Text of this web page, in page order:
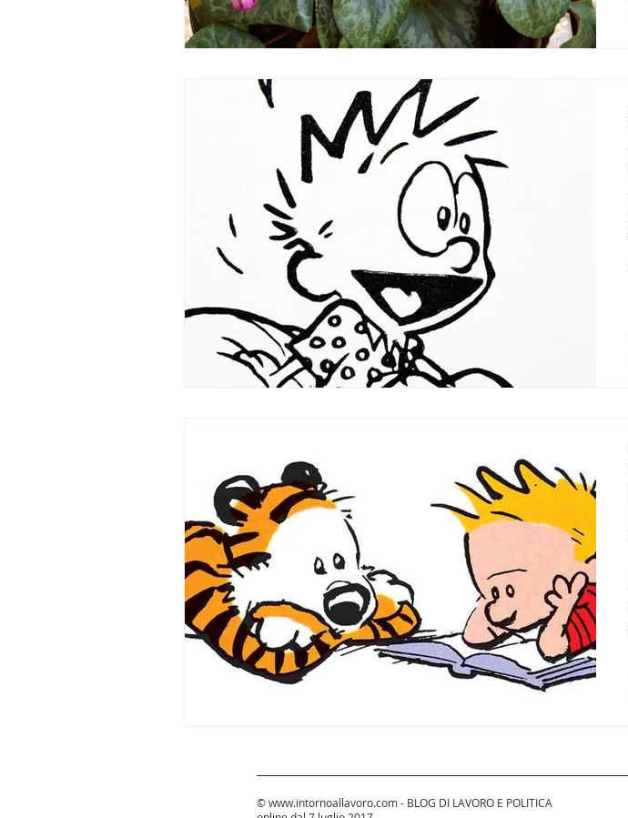
©www.intornoallavoro.com- BLOG DI LAVORO E POLITICA